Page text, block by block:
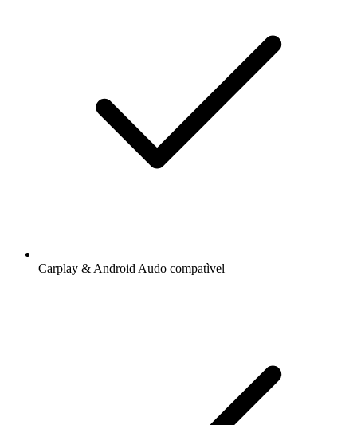
Carplay & Android Audo compatìvel